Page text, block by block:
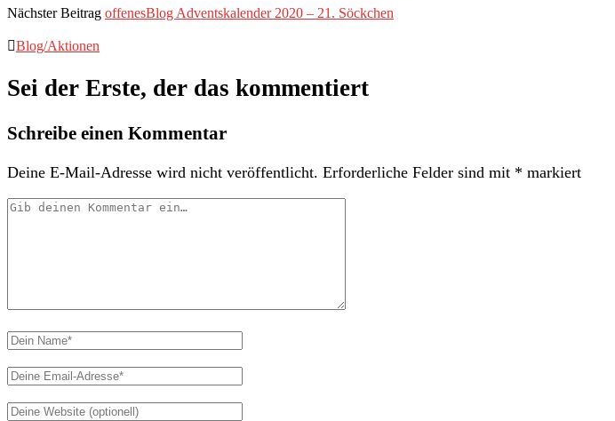
Nächster Beitrag offenesBlog Adventskalender 2020 – 21. Söckchen
Blog/Aktionen
Sei der Erste, der das kommentiert
Schreibe einen Kommentar
Deine E-Mail-Adresse wird nicht veröffentlicht. Erforderliche Felder sind mit * markiert
Dein
Dein
Deine
Adresse
Deine